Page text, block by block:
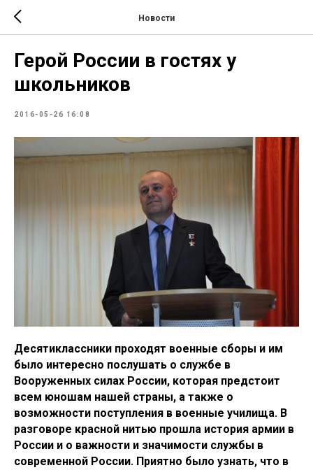
Новости
Герой России в гостях у
школьников
2016-05-26 16:08
Десятиклассники проходят военные сборы и им
было интересно послушать о службе в
Вооруженных силах России, которая предстоит
всем юношам нашей страны, а также о
возможности поступления в военные училища. В
разговоре красной нитью прошла история армии в
России и о важности и значимости службы в
современной России. Приятно было узнать, что в